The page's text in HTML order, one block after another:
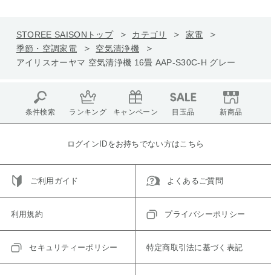
STOREE SAISONトップ カテゴリ
家電
季節・空調家電
空気清浄機
アイリスオーヤマ 空気清浄機 16畳 AAP-S30C-H グレー
条件検索 ランキング キャンペーン 目玉品 新商品
ログインIDをお持ちでない方はこちら
ご利用ガイド よくあるご質問
利用規約 プライバシーポリシー
セキュリティーポリシー 特定商取引法に基づく表記